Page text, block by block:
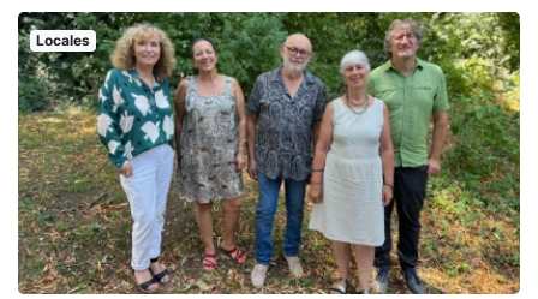
Locales